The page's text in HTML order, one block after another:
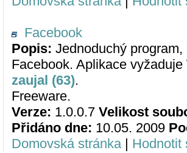
Facebook
Popis: Jednoduchý
Facebook. Aplikace
zaujal (63).
Freeware.
Verze: 1.0.0.7 Velikost
Přidáno dne: 10.05. 2009
Domovská stránka| Hodnotit